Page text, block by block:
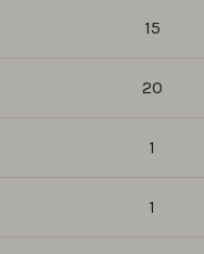
15
20
1
1